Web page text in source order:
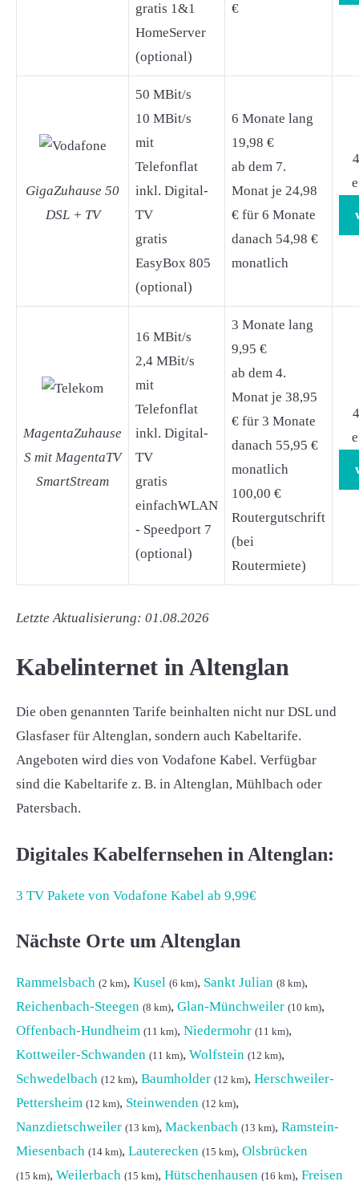
gratis 1&1
HomeServer
(optional)
€
GigaZuhause 50
DSL + TV
50 MBit/s
10 MBit/s
mit
Telefonflat
inkl. Digital-
TV
gratis
EasyBox 805
(optional)
6 Monate lang
19,98 €
ab dem 7.
Monat je 24,98
€ für 6 Monate
danach 54,98 €
monatlich
MagentaZuhause
S mit MagentaTV
SmartStream
16 MBit/s
2,4 MBit/s
mit
Telefonflat
inkl. Digital-
TV
gratis
einfachWLAN
- Speedport 7
(optional)
3 Monate lang
9,95 €
ab dem 4.
Monat je 38,95
€ für 3 Monate
danach 55,95 €
monatlich
100,00 €
Routergutschrift
(bei
Routermiete)
Letzte Aktualisierung: 01.08.2026
Kabelinternet in Altenglan
Die oben genannten Tarife beinhalten nicht nur DSL und
Glasfaser für Altenglan, sondern auch Kabeltarife.
Angeboten wird dies von Vodafone Kabel. Verfügbar
sind die Kabeltarife z. B. in Altenglan, Mühlbach oder
Patersbach.
Digitales Kabelfernsehen in Altenglan:
3 TV Pakete von Vodafone Kabel ab 9,99€
Nächste Orte um Altenglan
Rammelsbach (2 km), Kusel (6 km), Sankt Julian (8 km),
Reichenbach-Steegen (8 km), Glan-Münchweiler (10 km),
Offenbach-Hundheim (11 km), Niedermohr (11 km),
Kottweiler-Schwanden (11 km), Wolfstein (12 km),
Schwedelbach (12 km), Baumholder (12 km), Herschweiler-
Pettersheim (12 km), Steinwenden (12 km),
Nanzdietschweiler (13 km), Mackenbach (13 km), Ramstein-
Miesenbach (14 km), Lauterecken (15 km), Olsbrücken
(15 km), Weilerbach (15 km), Hütschenhausen (16 km), Freisen